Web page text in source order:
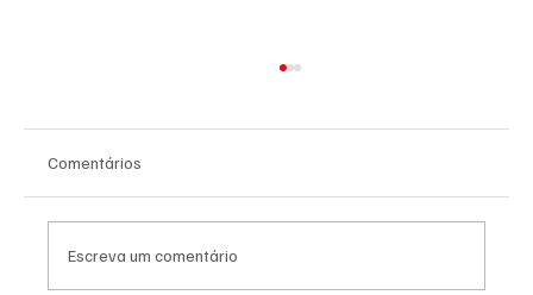
Comentários
Escreva um comentário